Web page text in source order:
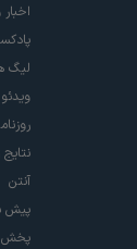
لیگ
ویدئو
نتایج
آنتن
پیش
پخش